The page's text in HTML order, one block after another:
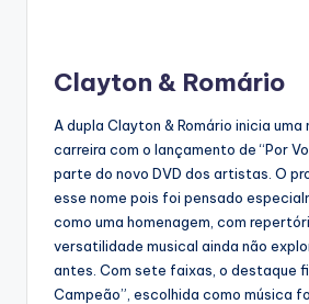
Clayton & Romário
A dupla Clayton & Romário inicia
carreira com o lançamento de “Por
parte do novo DVD dos artistas. O
esse nome pois foi pensado
como uma homenagem, com
versatilidade musical ainda não
antes. Com sete faixas, o destaque
Campeão”, escolhida como música